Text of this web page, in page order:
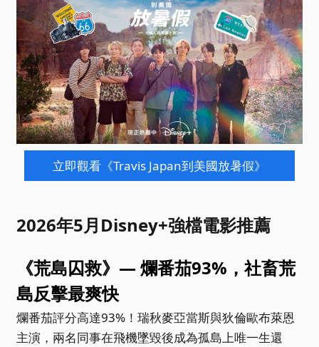
立即觀看《Travis Japan到美國放暑假》
2026年5月Disney+強檔電影推薦
《荒島囚救》— 爛番茄93%，社畜荒
島反擊最爽快
爛番茄評分高達93%！瑞秋麥亞當斯與狄倫歐布萊恩
主演，兩名同事在飛機墜毀後成為孤島上唯一生還